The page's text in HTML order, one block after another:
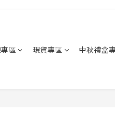
區 現貨專區
中秋禮盒